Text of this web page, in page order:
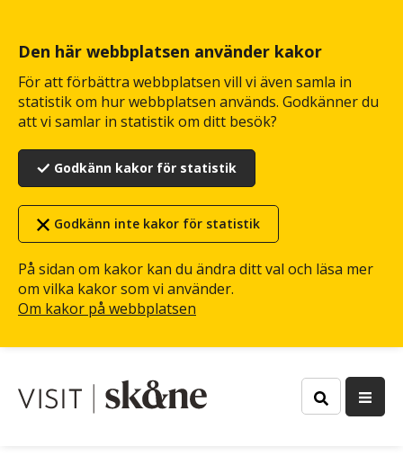
Den här webbplatsen använder kakor
För att förbättra webbplatsen vill vi även samla in
statistik om hur webbplatsen används. Godkänner du
att vi samlar in statistik om ditt besök?
Godkänn kakor för statistik
Godkänn inte kakor för statistik
På sidan om kakor kan du ändra ditt val och läsa mer
om vilka kakor som vi använder.
Om kakor på webbplatsen
huvudinnehåll